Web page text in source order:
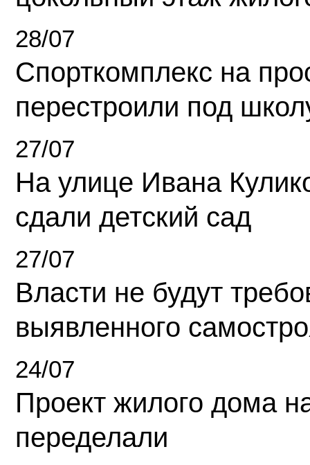
28/07
Спорткомплекс на
перестроили под
27/07
На улице Ивана
сдали детский сад
27/07
Власти не будут
выявленного
24/07
Проект жилого дома
переделали